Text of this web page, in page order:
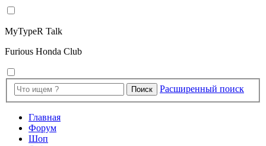
MyTypeR Talk
Furious Honda Club
Поиск Расширенный поиск
Главная
Форум
Шоп